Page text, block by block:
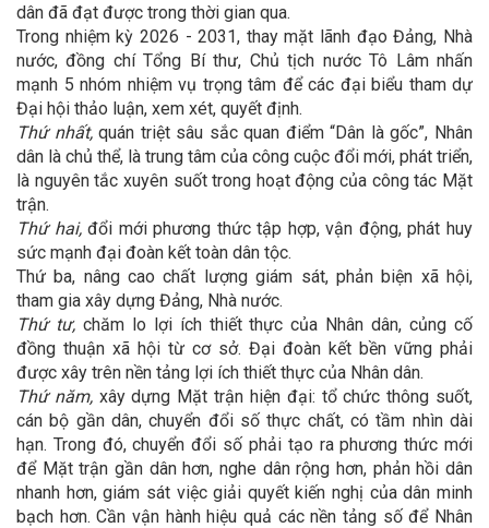
dân đã đạt được trong thời gian qua.
Trong nhiệm kỳ 2026 - 2031, thay mặt lãnh đạo Đảng, Nhà
nước, đồng chí Tổng Bí thư, Chủ tịch nước Tô Lâm nhấn
mạnh 5 nhóm nhiệm vụ trọng tâm để các đại biểu tham dự
Đại hội thảo luận, xem xét, quyết định.
Thứ nhất,quán triệt sâu sắc quan điểm “Dân là gốc”, Nhân
dân là chủ thể, là trung tâm của công cuộc đổi mới, phát triển,
là nguyên tắc xuyên suốt trong hoạt động của công tác Mặt
trận.
Thứ hai,đổi mới phương thức tập hợp, vận động, phát huy
sức mạnh đại đoàn kết toàn dân tộc.
Thứ ba, nâng cao chất lượng giám sát, phản biện xã hội,
tham gia xây dựng Đảng, Nhà nước.
Thứ tư,chăm lo lợi ích thiết thực của Nhân dân, củng cố
đồng thuận xã hội từ cơ sở. Đại đoàn kết bền vững phải
được xây trên nền tảng lợi ích thiết thực của Nhân dân.
Thứ năm,xây dựng Mặt trận hiện đại: tổ chức thông suốt,
cán bộ gần dân, chuyển đổi số thực chất, có tầm nhìn dài
hạn. Trong đó, chuyển đổi số phải tạo ra phương thức mới
để Mặt trận gần dân hơn, nghe dân rộng hơn, phản hồi dân
nhanh hơn, giám sát việc giải quyết kiến nghị của dân minh
bạch hơn. Cần vận hành hiệu quả các nền tảng số để Nhân